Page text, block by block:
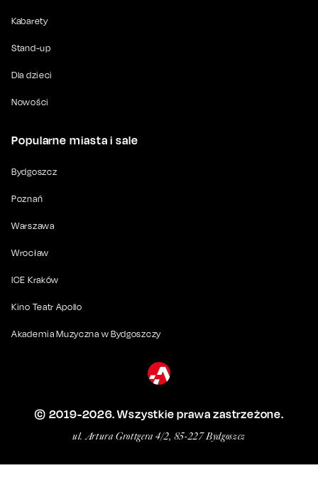
Kabarety
Stand-up
Dla dzieci
Nowości
Popularne miasta i sale
Bydgoszcz
Poznań
Warszawa
Wrocław
ICE Kraków
Kino Teatr Apollo
Akademia Muzyczna w Bydgoszczy
© 2019-2026. Wszystkie prawa zastrzeżone.
ul. Artura Grottgera 4/2, 85-227 Bydgoszcz